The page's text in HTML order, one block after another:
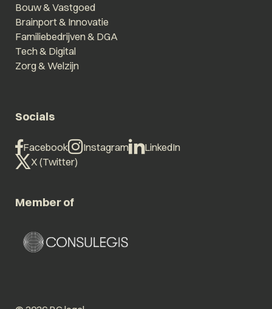
Bouw & Vastgoed
Brainport & Innovatie
Familiebedrijven & DGA
Tech & Digital
Zorg & Welzijn
Socials
Facebook Instagram
LinkedIn
X (Twitter)
Member of